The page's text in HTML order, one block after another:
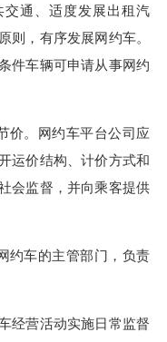
通、适度发展出租汽
则，有序发展网约车。
件车辆可申请从事网约
。网约车平台公司应
运价结构、计价方式和
会监督，并向乘客提供
车的主管部门，负责
营活动实施日常监督